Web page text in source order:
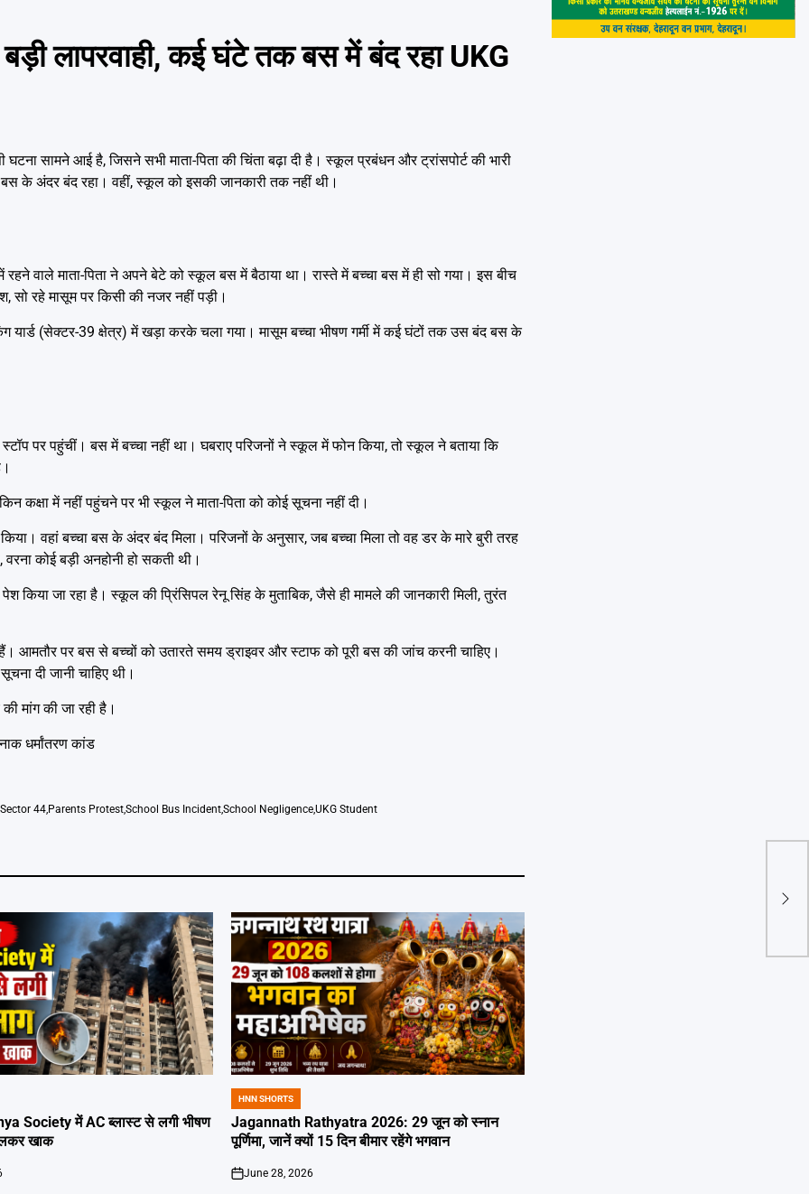
लापरवाही, कई घंटे तक बस में बंद रहा UKG
सामने आई है, जिसने सभी माता-पिता की चिंता बढ़ा दी है। स्कूल प्रबंधन और ट्रांसपोर्ट की भारी
के अंदर बंद रहा। वहीं, स्कूल को इसकी जानकारी तक नहीं थी।
रहने वाले माता-पिता ने अपने बेटे को स्कूल बस में बैठाया था। रास्ते में बच्चा बस में ही सो गया। इस बीच
सो रहे मासूम पर किसी की नजर नहीं पड़ी।
यार्ड (सेक्टर-39 क्षेत्र) में खड़ा करके चला गया। मासूम बच्चा भीषण गर्मी में कई घंटों तक उस बंद बस के
पर पहुंचीं। बस में बच्चा नहीं था। घबराए परिजनों ने स्कूल में फोन किया, तो स्कूल ने बताया कि
कक्षा में नहीं पहुंचने पर भी स्कूल ने माता-पिता को कोई सूचना नहीं दी।
वहां बच्चा बस के अंदर बंद मिला। परिजनों के अनुसार, जब बच्चा मिला तो वह डर के मारे बुरी तरह
कोई बड़ी अनहोनी हो सकती थी।
किया जा रहा है। स्कूल की प्रिंसिपल रेनू सिंह के मुताबिक, जैसे ही मामले की जानकारी मिली, तुरंत
आमतौर पर बस से बच्चों को उतारते समय ड्राइवर और स्टाफ को पूरी बस की जांच करनी चाहिए।
दी जानी चाहिए थी।
मांग की जा रही है।
धर्मांतरण कांड
44,Parents Protest,School Bus Incident,School Negligence,UKG Student
Society में AC ब्लास्ट से लगी भीषण
खाक
POSTED
IN
HNN SHORTS
Jagannath Rathyatra 2026: 29 जून को स्नान
पूर्णिमा, जानें क्यों 15 दिन बीमार रहेंगे भगवान
on
June 28, 2026